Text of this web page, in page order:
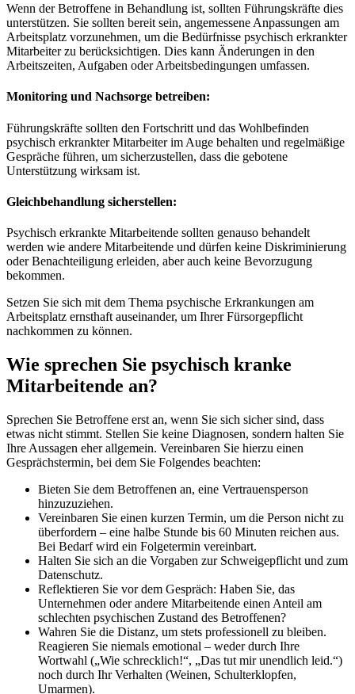
Wenn der Betroffene in Behandlung ist, sollten Führungskräfte dies
unterstützen. Sie sollten bereit sein, angemessene Anpassungen am
Arbeitsplatz vorzunehmen, um die Bedürfnisse psychisch erkrankter
Mitarbeiter zu berücksichtigen. Dies kann Änderungen in den
Arbeitszeiten, Aufgaben oder Arbeitsbedingungen umfassen.
Monitoring und Nachsorge betreiben:
Führungskräfte sollten den Fortschritt und das Wohlbefinden
psychisch erkrankter Mitarbeiter im Auge behalten und regelmäßige
Gespräche führen, um sicherzustellen, dass die gebotene
Unterstützung wirksam ist.
Gleichbehandlung sicherstellen:
Psychisch erkrankte Mitarbeitende sollten genauso behandelt
werden wie andere Mitarbeitende und dürfen keine Diskriminierung
oder Benachteiligung erleiden, aber auch keine Bevorzugung
bekommen.
Setzen Sie sich mit dem Thema psychische Erkrankungen am
Arbeitsplatz ernsthaft auseinander, um Ihrer Fürsorgepflicht
nachkommen zu können.
Wie sprechen Sie psychisch kranke
Mitarbeitende an?
Sprechen Sie Betroffene erst an, wenn Sie sich sicher sind, dass
etwas nicht stimmt. Stellen Sie keine Diagnosen, sondern halten Sie
Ihre Aussagen eher allgemein. Vereinbaren Sie hierzu einen
Gesprächstermin, bei dem Sie Folgendes beachten:
Bieten Sie dem Betroffenen an, eine Vertrauensperson
hinzuzuziehen.
Vereinbaren Sie einen kurzen Termin, um die Person nicht zu
überfordern – eine halbe Stunde bis 60 Minuten reichen aus.
Bei Bedarf wird ein Folgetermin vereinbart.
Halten Sie sich an die Vorgaben zur Schweigepflicht und zum
Datenschutz.
Reflektieren Sie vor dem Gespräch: Haben Sie, das
Unternehmen oder andere Mitarbeitende einen Anteil am
schlechten psychischen Zustand des Betroffenen?
Wahren Sie die Distanz, um stets professionell zu bleiben.
Reagieren Sie niemals emotional – weder durch Ihre
Wortwahl („Wie schrecklich!“, „Das tut mir unendlich leid.“)
noch durch Ihr Verhalten (Weinen, Schulterklopfen,
Umarmen).